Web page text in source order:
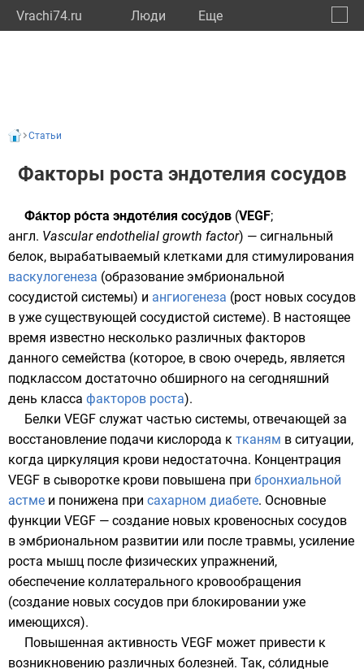
Vrachi74.ru Люди Eще
Статьи
Факторы роста эндотелия сосудов
Фа́ктор ро́ста эндоте́лия сосу́дов (VEGF;
англ. Vascular endothelial growth factor) — сигнальный
белок, вырабатываемый клетками для стимулирования
васкулогенеза (образование эмбриональной
сосудистой системы) и ангиогенеза (рост новых сосудов
в уже существующей сосудистой системе). В настоящее
время известно несколько различных факторов
данного семейства (которое, в свою очередь, является
подклассом достаточно обширного на сегодняшний
день класса факторов роста).
Белки VEGF служат частью системы, отвечающей за
восстановление подачи кислорода к тканям в ситуации,
когда циркуляция крови недостаточна. Концентрация
VEGF в сыворотке крови повышена при бронхиальной
астме и понижена при сахарном диабете. Основные
функции VEGF — создание новых кровеносных сосудов
в эмбриональном развитии или после травмы, усиление
роста мышц после физических упражнений,
обеспечение коллатерального кровообращения
(создание новых сосудов при блокировании уже
имеющихся).
Повышенная активность VEGF может привести к
возникновению различных болезней. Так, со́лидные